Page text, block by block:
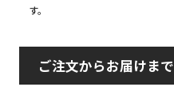
す。
ご注文からお届けまで